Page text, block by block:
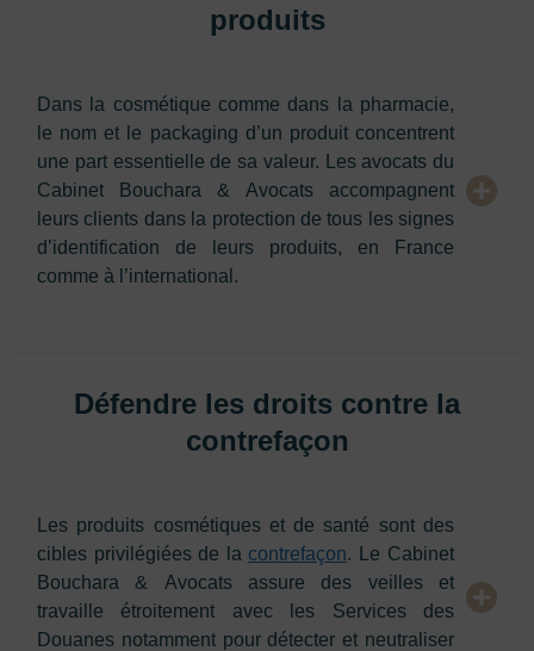
produits
Dans la cosmétique comme dans la pharmacie,
le nom et le packaging d’un produit concentrent
une part essentielle de sa valeur. Les avocats du
Cabinet Bouchara & Avocats accompagnent
leurs clients dans la protection de tous les signes
d’identification de leurs produits, en France
comme à l’international.
Défendre les droits contre la
contrefaçon
Les produits cosmétiques et de santé sont des
cibles privilégiées de la contrefaçon. Le Cabinet
Bouchara & Avocats assure des veilles et
travaille étroitement avec les Services des
Douanes notamment pour détecter et neutraliser